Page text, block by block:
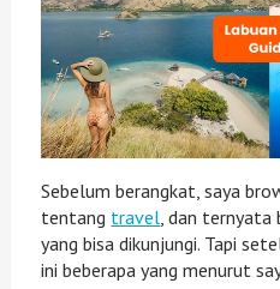
Sebelum berangkat, saya
tentang travel , dan
yang bisa dikunjungi. Tapi
ini beberapa yang menurut